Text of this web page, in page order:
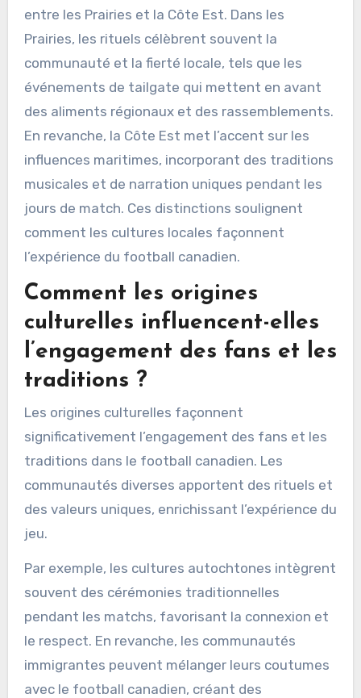
entre les Prairies et la Côte Est. Dans les
Prairies, les rituels célèbrent souvent la
communauté et la fierté locale, tels que les
événements de tailgate qui mettent en avant
des aliments régionaux et des rassemblements.
En revanche, la Côte Est met l’accent sur les
influences maritimes, incorporant des traditions
musicales et de narration uniques pendant les
jours de match. Ces distinctions soulignent
comment les cultures locales façonnent
l’expérience du football canadien.
Comment les origines
culturelles influencent-elles
l’engagement des fans et les
traditions ?
Les origines culturelles façonnent
significativement l’engagement des fans et les
traditions dans le football canadien. Les
communautés diverses apportent des rituels et
des valeurs uniques, enrichissant l’expérience du
jeu.
Par exemple, les cultures autochtones intègrent
souvent des cérémonies traditionnelles
pendant les matchs, favorisant la connexion et
le respect. En revanche, les communautés
immigrantes peuvent mélanger leurs coutumes
avec le football canadien, créant des